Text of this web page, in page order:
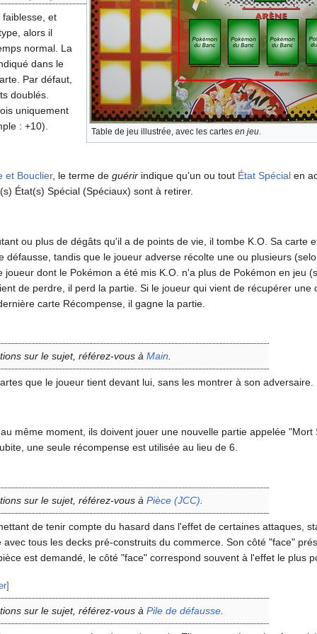
Table de jeu illustrée, avec les cartes en jeu.
et
alors il
normal. La
dans le
Par défaut,
doublés.
uniquement
: +10).
et Bouclier, le terme de guérir indique qu'un ou tout État Spécial en
État(s) Spécial (Spéciaux) sont à retirer.
ou plus de dégâts qu'il a de points de vie, il tombe K.O. Sa carte
défausse, tandis que le joueur adverse récolte une ou plusieurs
joueur dont le Pokémon a été mis K.O. n'a plus de Pokémon en jeu
de perdre, il perd la partie. Si le joueur qui vient de récupérer une
carte Récompense, il gagne la partie.
sur le sujet, référez-vous à Main
que le joueur tient devant lui, sans les montrer à son adversaire.
même moment, ils doivent jouer une nouvelle partie appelée "Mort
une seule récompense est utilisée au lieu de 6.
sur le sujet, référez-vous à Pièce (JCC)
de tenir compte du hasard dans l'effet de certaines attaques,
tous les decks pré-construits du commerce. Son côté "face"
est demandé, le côté "face" correspond souvent à l'effet le plus
]
sur le sujet, référez-vous à Pile de défausse